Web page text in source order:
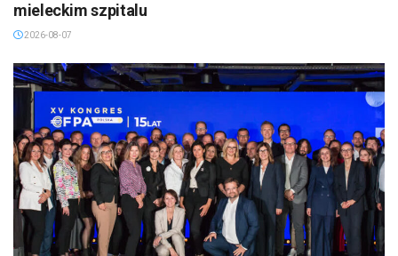
mieleckim szpitalu
2026-08-07